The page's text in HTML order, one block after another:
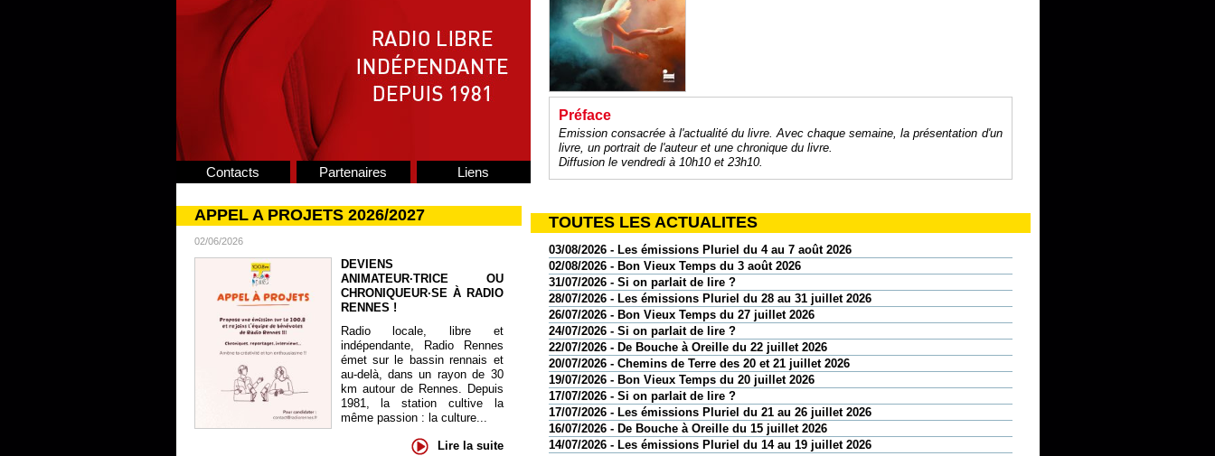
Contacts Partenaires Liens
APPEL A PROJETS 2026/2027
02/06/2026
DEVIENS
ANIMATEUR·TRICE OU
CHRONIQUEUR·SE À RADIO
RENNES !
Radio locale, libre et
indépendante, Radio Rennes
émet sur le bassin rennais et
au-delà, dans un rayon de 30
km autour de Rennes. Depuis
1981, la station cultive la
même passion : la culture...
Lire la suite
Préface
Emission consacrée à l'actualité du livre. Avec chaque semaine, la présentation d'un
livre, un portrait de l'auteur et une chronique du livre.
Diffusion le vendredi à 10h10 et 23h10.
TOUTES LES ACTUALITES
03/08/2026 - Les émissions Pluriel du 4 au 7 août 2026
02/08/2026 - Bon Vieux Temps du 3 août 2026
31/07/2026 - Si on parlait de lire ?
28/07/2026 - Les émissions Pluriel du 28 au 31 juillet 2026
26/07/2026 - Bon Vieux Temps du 27 juillet 2026
24/07/2026 - Si on parlait de lire ?
22/07/2026 - De Bouche à Oreille du 22 juillet 2026
20/07/2026 - Chemins de Terre des 20 et 21 juillet 2026
19/07/2026 - Bon Vieux Temps du 20 juillet 2026
17/07/2026 - Si on parlait de lire ?
17/07/2026 - Les émissions Pluriel du 21 au 26 juillet 2026
16/07/2026 - De Bouche à Oreille du 15 juillet 2026
14/07/2026 - Les émissions Pluriel du 14 au 19 juillet 2026